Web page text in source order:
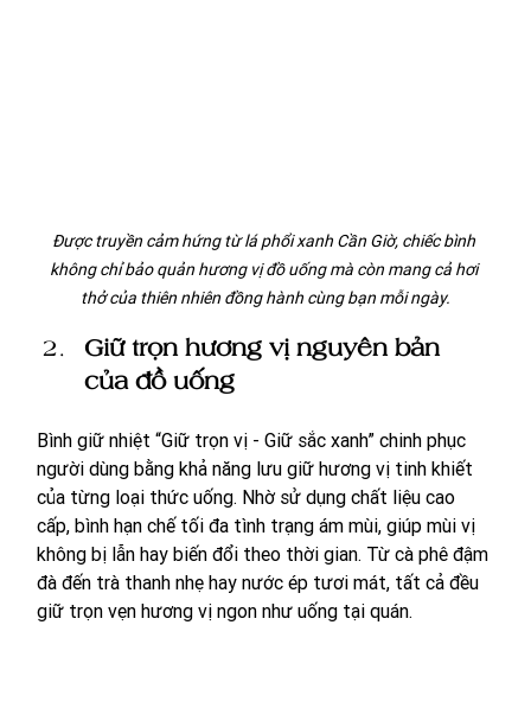
Được truyền cảm hứng từ lá phổi xanh Cần Giờ, chiếc bình
không chỉ bảo quản hương vị đồ uống mà còn mang cả hơi
thở của thiên nhiên đồng hành cùng bạn mỗi ngày.
Giữ trọn hương vị nguyên bản
của đồ uống
Bình giữ nhiệt “Giữ trọn vị - Giữ sắc xanh” chinh phục
người dùng bằng khả năng lưu giữ hương vị tinh khiết
của từng loại thức uống. Nhờ sử dụng chất liệu cao
cấp, bình hạn chế tối đa tình trạng ám mùi, giúp mùi vị
không bị lẫn hay biến đổi theo thời gian. Từ cà phê đậm
đà đến trà thanh nhẹ hay nước ép tươi mát, tất cả đều
giữ trọn vẹn hương vị ngon như uống tại quán.